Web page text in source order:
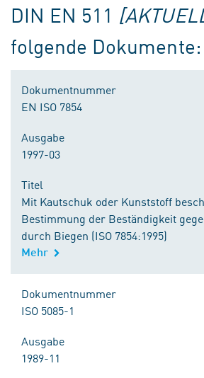
DIN EN 511
folgende Dokumente:
Dokumentnummer
EN ISO 7854
Ausgabe
1997-03
Titel
Mit Kautschuk oder Kunststoff
Bestimmung der Beständigkeit
durch Biegen (ISO 7854:1995)
Mehr
Dokumentnummer
ISO 5085-1
Ausgabe
1989-11